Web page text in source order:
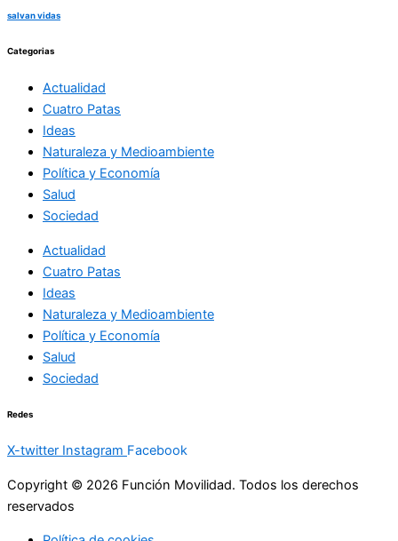
salvan vidas
Categorias
Actualidad
Cuatro Patas
Ideas
Naturaleza y Medioambiente
Política y Economía
Salud
Sociedad
Actualidad
Cuatro Patas
Ideas
Naturaleza y Medioambiente
Política y Economía
Salud
Sociedad
Redes
X-twitter Instagram Facebook
Copyright © 2026 Función Movilidad. Todos los derechos
reservados